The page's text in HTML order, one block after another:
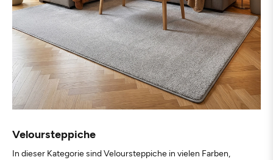
Veloursteppiche
In dieser Kategorie sind Veloursteppiche in vielen Farben,